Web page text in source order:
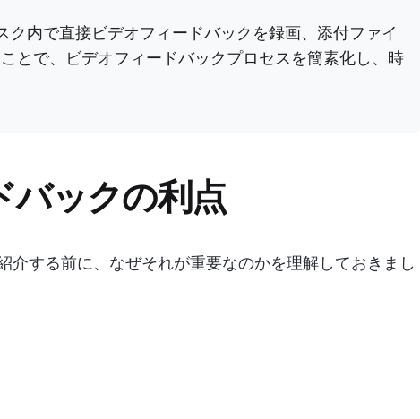
ク内で直接ビデオフィードバックを録画、添付ファイ
とで、ビデオフィードバックプロセスを簡素化し、時
バックの利点
介する前に、なぜそれが重要なのかを理解しておきまし